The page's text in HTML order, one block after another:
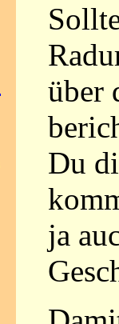
über
Du
ja